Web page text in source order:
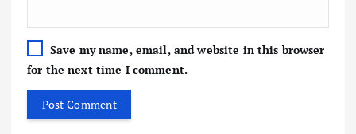
Save my name, email, and website in this browser
for the next time I comment.